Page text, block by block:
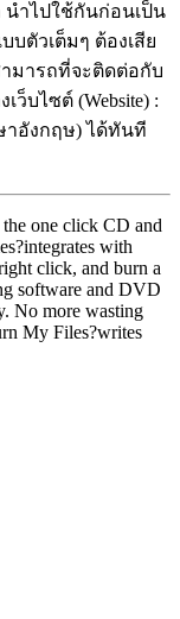
นำไปใช้กันก่อนเป็น
บตัวเต็มๆ ต้องเสีย
ามารถที่จะติดต่อกับ
บไซต์ (Website) :
ษาอังกฤษ) ได้ทันที
one click CD and
with
click, and burn a
software and DVD
No more wasting
My Files?writes